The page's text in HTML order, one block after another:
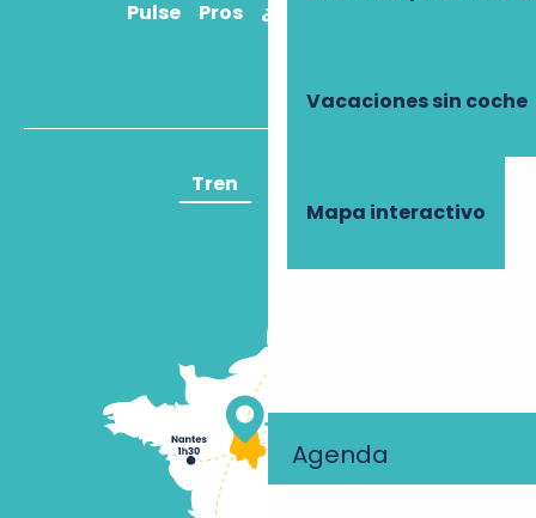
Vacaciones sin coche
Mapa interactivo
Agenda
Pulse Pros ¿Cómo llegar?
Tren